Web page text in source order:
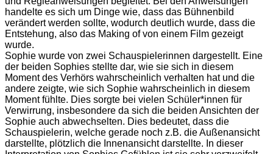
handelte es sich um Dinge wie, dass das Bühnenbild
verändert werden sollte, wodurch deutlich wurde, dass die
Entstehung, also das Making of von einem Film gezeigt
wurde.
Sophie wurde von zwei Schauspielerinnen dargestellt. Eine
der beiden Sophies stellte dar, wie sie sich in diesem
Moment des Verhörs wahrscheinlich verhalten hat und die
andere zeigte, wie sich Sophie wahrscheinlich in diesem
Moment fühlte. Dies sorgte bei vielen Schüler*innen für
Verwirrung, insbesondere da sich die beiden Ansichten der
Sophie auch abwechselten. Dies bedeutet, dass die
Schauspielerin, welche gerade noch z.B. die Außenansicht
darstellte, plötzlich die Innenansicht darstellte. In dieser